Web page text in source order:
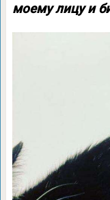
моему лицу и